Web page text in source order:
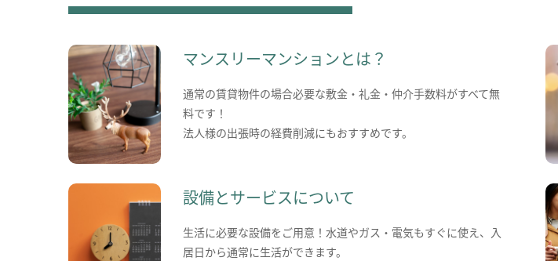
マンスリーマンションとは？
通常の賃貸物件の場合必要な敷金・礼金・仲介手数料がすべて無
料です！
法人様の出張時の経費削減にもおすすめです。
設備とサービスについて
生活に必要な設備をご用意！水道やガス・電気もすぐに使え、入
居日から通常に生活ができます。